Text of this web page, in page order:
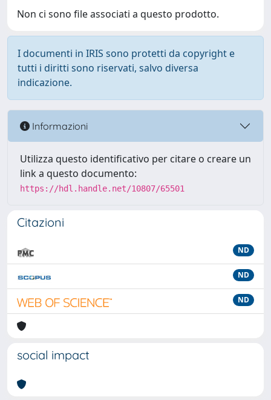
Non ci sono file associati a questo prodotto.
I documenti in IRIS sono protetti da copyright e
tutti i diritti sono riservati, salvo diversa
indicazione.
Informazioni
Utilizza questo identificativo per citare o creare un
link a questo documento:
https://hdl.handle.net/10807/65501
Citazioni
ND
ND
ND
social impact